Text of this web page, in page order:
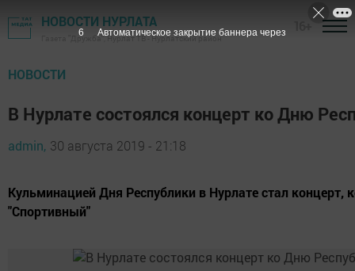
НОВОСТИ НУРЛАТА
Газета "Дружба", Нурлат ТВ - Нурлатский район
НОВОСТИ
В Нурлате состоялся концерт ко Дню
admin, 30 августа 2019 - 21:18
Кульминацией Дня Республики в Нурлате стал концерт,
"Спортивный"
5 Автоматическое закрытие баннера через